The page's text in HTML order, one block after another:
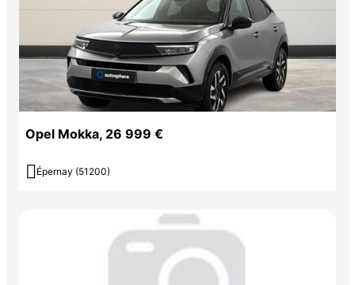
Opel Mokka, 26 999 €
 Épernay (51200)